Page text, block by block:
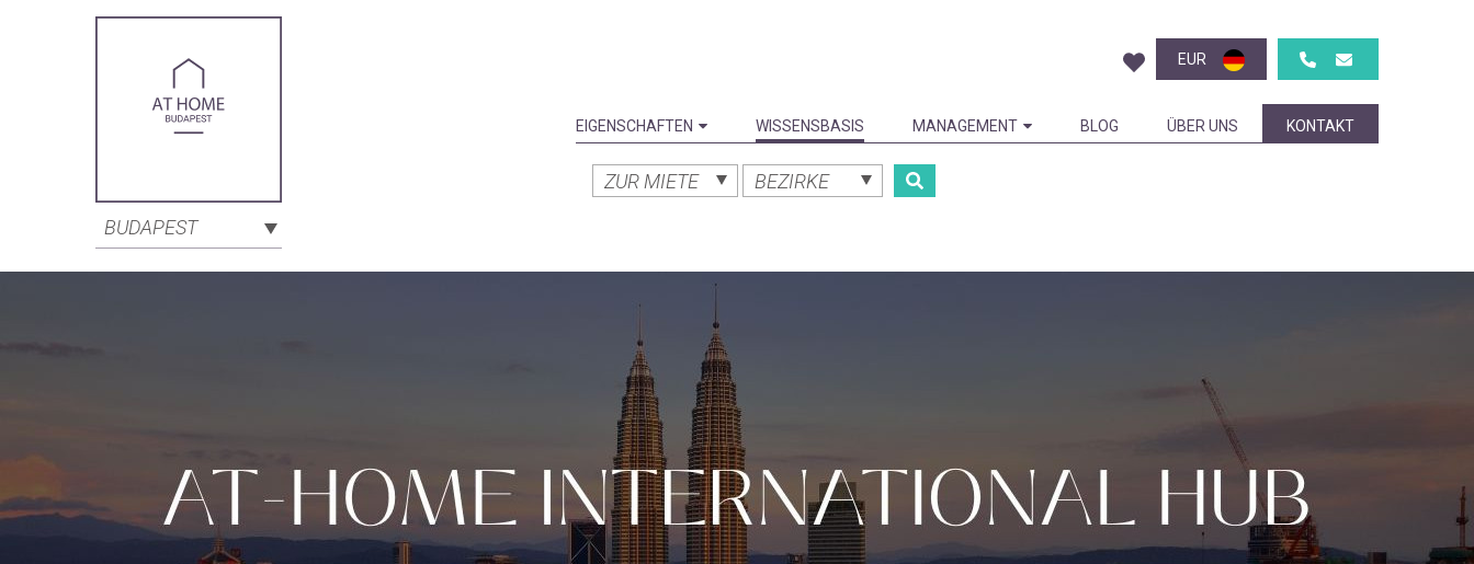
BUDAPEST
EUR
EIGENSCHAFTEN WISSENSBASIS MANAGEMENT BLOG ÜBER UNS KONTAKT
ZUR MIETE BEZIRKE